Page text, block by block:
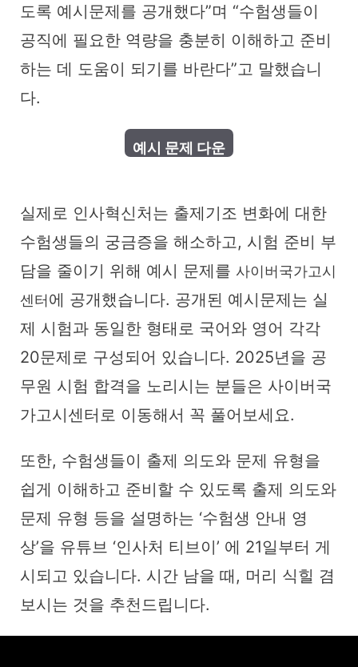
도록 예시문제를 공개했다”며 “수험생들이
공직에 필요한 역량을 충분히 이해하고 준비
하는 데 도움이 되기를 바란다”고 말했습니
다.
실제로 인사혁신처는 출제기조 변화에 대한
수험생들의 궁금증을 해소하고, 시험 준비 부
담을 줄이기 위해 예시 문제를 사이버국가고시
센터에 공개했습니다. 공개된 예시문제는 실
제 시험과 동일한 형태로 국어와 영어 각각
20문제로 구성되어 있습니다. 2025년을 공
무원 시험 합격을 노리시는 분들은 사이버국
가고시센터로 이동해서 꼭 풀어보세요.
또한, 수험생들이 출제 의도와 문제 유형을
쉽게 이해하고 준비할 수 있도록 출제 의도와
문제 유형 등을 설명하는 ‘수험생 안내 영
상’을 유튜브 ‘인사처 티브이’ 에 21일부터 게
시되고 있습니다. 시간 남을 때, 머리 식힐 겸
보시는 것을 추천드립니다.